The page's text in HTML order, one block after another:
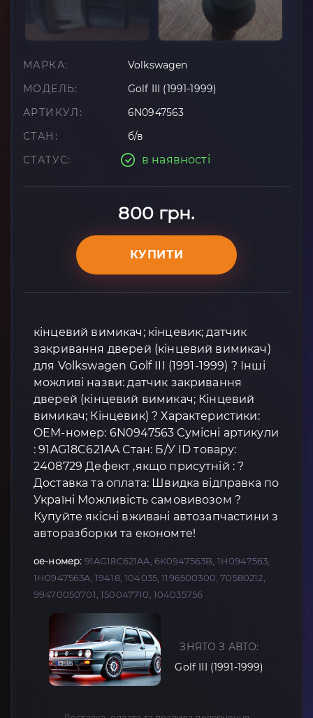
МАРКА:
Volkswagen
МОДЕЛЬ:
Golf III (1991-1999)
АРТИКУЛ:
6N0947563
СТАН:
б/в
СТАТУС:
в наявності
800 грн.
КУПИТИ
кінцевий вимикач; кінцевик; датчик
закривання дверей (кінцевий вимикач)
для Volkswagen Golf III (1991-1999) ? Інші
можливі назви: датчик закривання
дверей (кінцевий вимикач; Кінцевий
вимикач; Кінцевик) ? Характеристики:
OEM-номер: 6N0947563 Сумісні артикули
: 91AG18C621AA Стан: Б/У ID товару:
2408729 Дефект ,якщо присутній : ?
Доставка та оплата: Швидка відправка по
Україні Можливість самовивозом ?
Купуйте якісні вживані автозапчастини з
авторазборки та економте!
oe-номер: 91AG18C621AA, 6K0947563B, 1H0947563,
1H0947563A, 19418, 104035, 1196500300, 70580212,
99470050701, 150047710, 104035756
ЗНЯТО З АВТО:
Golf III (1991-1999)